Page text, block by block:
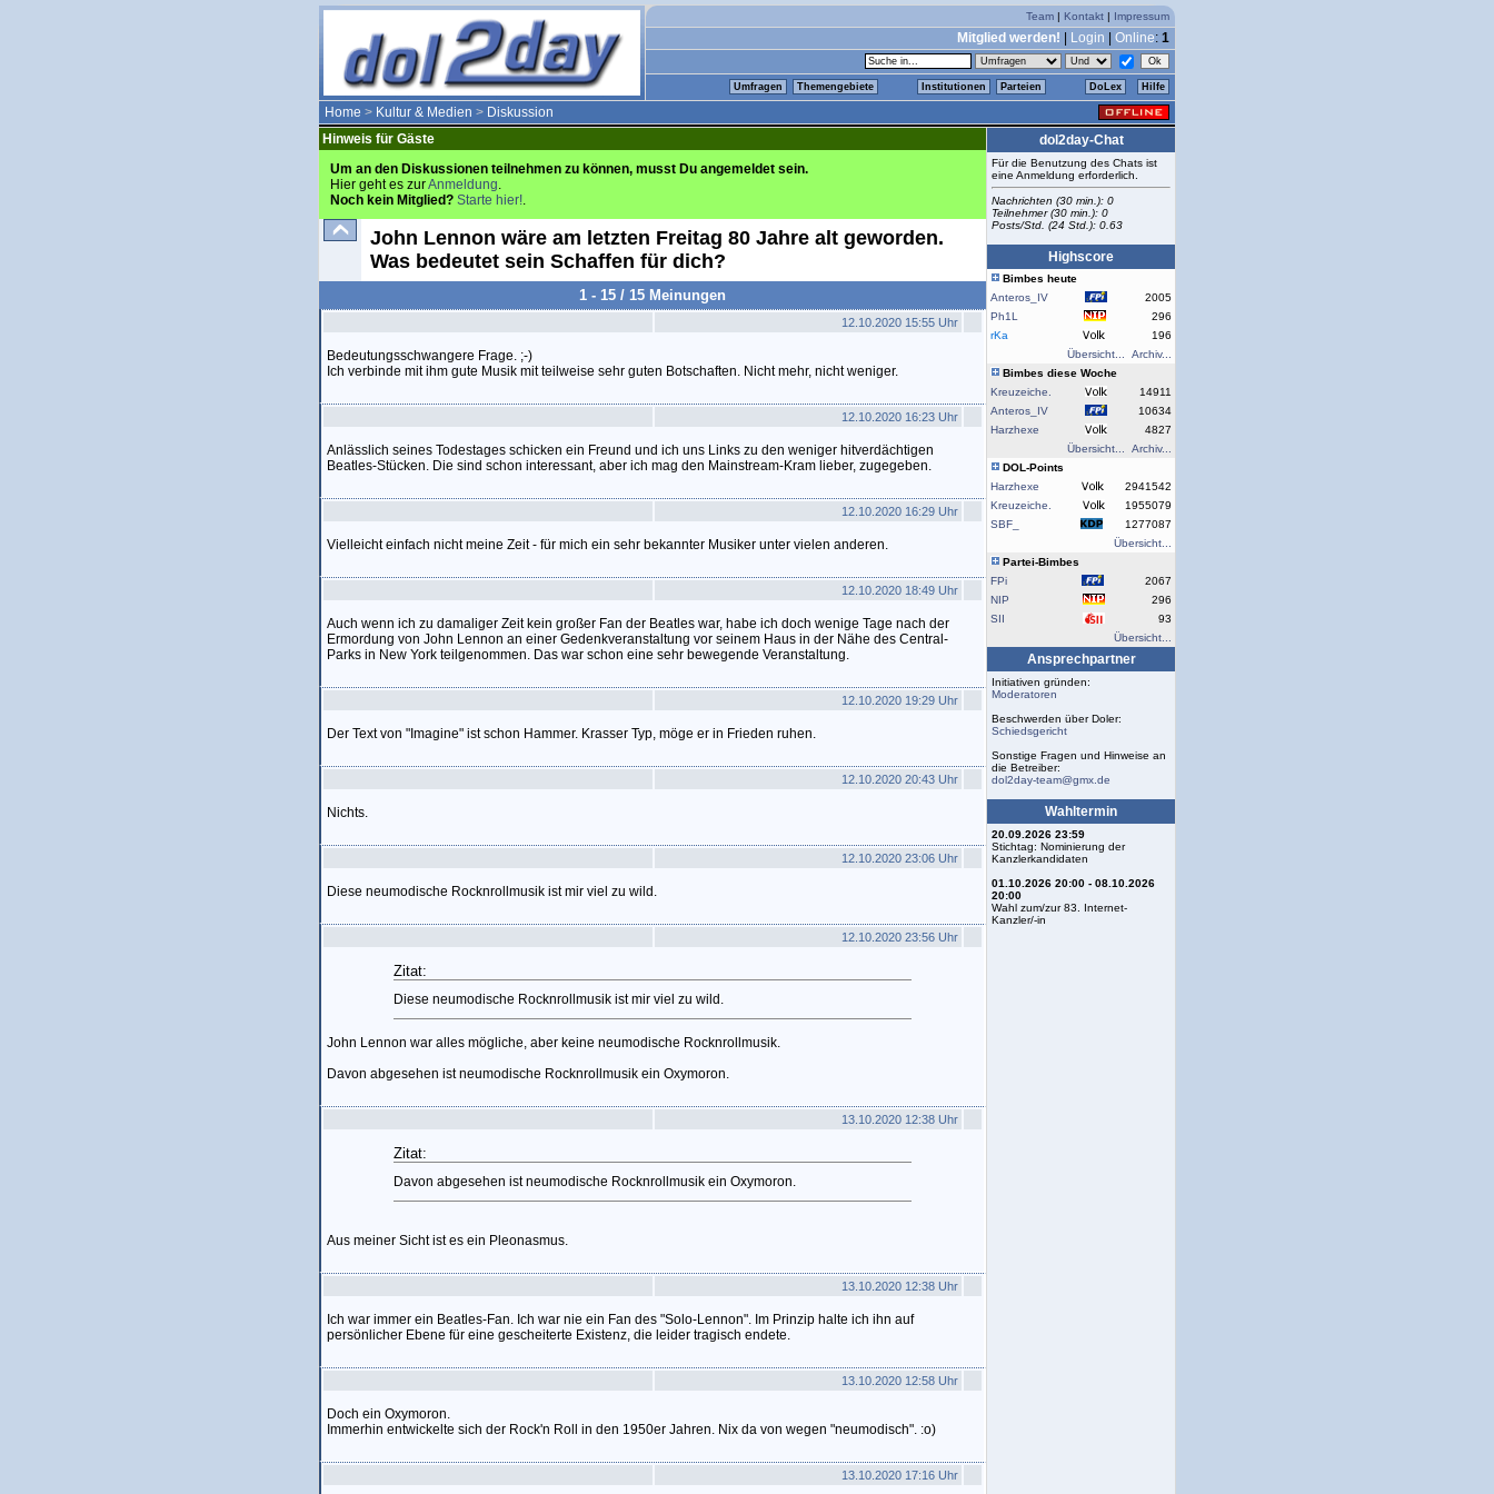
Team | Kontakt | Impressum
Mitglied werden! Login Online: 1
Umfragen Themengebiete Institutionen Parteien DoLex Hilfe
Home > Kultur & Medien > Diskussion
Hinweis für Gäste
Um an den Diskussionen teilnehmen zu können, musst Du angemeldet sein.
Hier geht es zurAnmeldung.
Noch kein Mitglied? Starte hier!.
John Lennon wäre am letzten Freitag 80 Jahre alt geworden.
Was bedeutet sein Schaffen für dich?
1 - 15 / 15 Meinungen
12.10.2020 15:55 Uhr
Bedeutungsschwangere Frage. ;-)
Ich verbinde mit ihm gute Musik mit teilweise sehr guten Botschaften. Nicht mehr, nicht weniger.
12.10.2020 16:23 Uhr
Anlässlich seines Todestages schicken ein Freund und ich uns Links zu den weniger hitverdächtigen
Beatles-Stücken. Die sind schon interessant, aber ich mag den Mainstream-Kram lieber, zugegeben.
12.10.2020 16:29 Uhr
Vielleicht einfach nicht meine Zeit - für mich ein sehr bekannter Musiker unter vielen anderen.
12.10.2020 18:49 Uhr
Auch wenn ich zu damaliger Zeit kein großer Fan der Beatles war, habe ich doch wenige Tage nach der
Ermordung von John Lennon an einer Gedenkveranstaltung vor seinem Haus in der Nähe des Central-
Parks in New York teilgenommen. Das war schon eine sehr bewegende Veranstaltung.
12.10.2020 19:29 Uhr
Der Text von "Imagine" ist schon Hammer. Krasser Typ, möge er in Frieden ruhen.
12.10.2020 20:43 Uhr
Nichts.
12.10.2020 23:06 Uhr
Diese neumodische Rocknrollmusik ist mir viel zu wild.
12.10.2020 23:56 Uhr
Zitat:
Diese neumodische Rocknrollmusik ist mir viel zu wild.
John Lennon war alles mögliche, aber keine neumodische Rocknrollmusik.
Davon abgesehen ist neumodische Rocknrollmusik ein Oxymoron.
13.10.2020 12:38 Uhr
Zitat:
Davon abgesehen ist neumodische Rocknrollmusik ein Oxymoron.
Aus meiner Sicht ist es ein Pleonasmus.
13.10.2020 12:38 Uhr
Ich war immer ein Beatles-Fan. Ich war nie ein Fan des "Solo-Lennon". Im Prinzip halte ich ihn auf
persönlicher Ebene für eine gescheiterte Existenz, die leider tragisch endete.
13.10.2020 12:58 Uhr
Doch ein Oxymoron.
Immerhin entwickelte sich der Rock'n Roll in den 1950er Jahren. Nix da von wegen "neumodisch". :o)
13.10.2020 17:16 Uhr
dol2day-Chat
Für die Benutzung des Chats ist
eine Anmeldung erforderlich.
Nachrichten (30 min.): 0
Teilnehmer (30 min.): 0
Posts/Std. (24 Std.): 0.63
Highscore
Bimbes heute
Anteros_IV
2005
Ph1L
296
rKa
196
Übersicht...
Archiv...
Bimbes diese Woche
Kreuzeiche.
14911
Anteros_IV
10634
Harzhexe
4827
Übersicht...
Archiv...
DOL-Points
Harzhexe
2941542
Kreuzeiche.
1955079
SBF_
1277087
Übersicht...
Partei-Bimbes
FPi
2067
NIP
296
SII
93
Übersicht...
Ansprechpartner
Initiativen gründen:
Moderatoren
Beschwerden über Doler:
Schiedsgericht
Sonstige Fragen und Hinweise an
die Betreiber:
dol2day-team@gmx.de
Wahltermin
20.09.2026 23:59
Stichtag: Nominierung der
Kanzlerkandidaten
01.10.2026 20:00 - 08.10.2026
20:00
Wahl zum/zur 83. Internet-
Kanzler/-in